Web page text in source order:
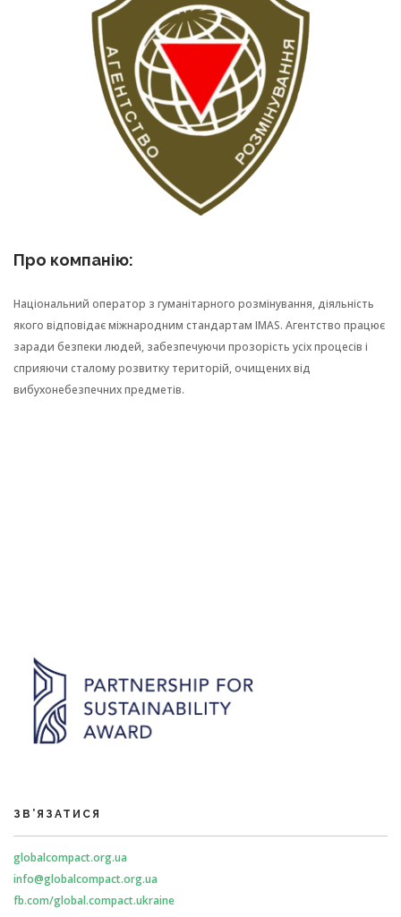
Про компанію:
Національний оператор з гуманітарного розмінування, діяльність
якого відповідає міжнародним стандартам IMAS. Агентство працює
заради безпеки людей, забезпечуючи прозорість усіх процесів і
сприяючи сталому розвитку територій, очищених від
вибухонебезпечних предметів.
ЗВ’ЯЗАТИСЯ
globalcompact.org.ua
info@globalcompact.org.ua
fb.com/global.compact.ukraine